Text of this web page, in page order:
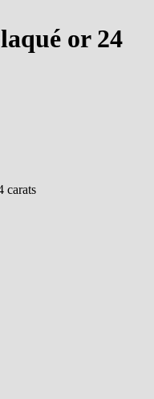
or 24
carats